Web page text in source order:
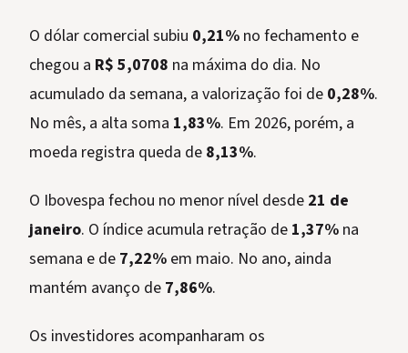
O dólar comercial subiu 0,21% no fechamento e
chegou a R$ 5,0708 na máxima do dia. No
acumulado da semana, a valorização foi de 0,28%.
No mês, a alta soma 1,83%. Em 2026, porém, a
moeda registra queda de 8,13%.
O Ibovespa fechou no menor nível desde 21 de
janeiro. O índice acumula retração de 1,37% na
semana e de 7,22% em maio. No ano, ainda
mantém avanço de 7,86%.
Os investidores acompanharam os